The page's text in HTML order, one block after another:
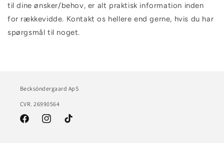
til dine ønsker/behov, er alt praktisk information inden
for rækkevidde. Kontakt os hellere end gerne, hvis du har
spørgsmål til noget.
Becksöndergaard ApS
CVR. 26990564
FacebookInstagramTikTok